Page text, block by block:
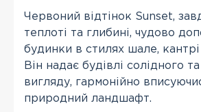
Червоний відтінок Sunset,
теплоті та глибині, чудово
будинки в стилях шале,
Він надає будівлі солідного
вигляду, гармонійно
природний ландшафт.